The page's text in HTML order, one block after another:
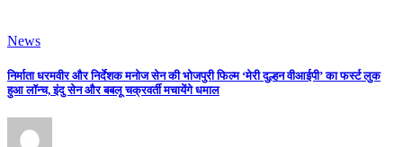
News
निर्माता धरमवीर और निर्देशक मनोज सेन की भोजपुरी फिल्म ‘मेरी दुल्हन वीआईपी’ का फर्स्ट लुक
हुआ लॉन्च, इंदु सेन और बबलू चक्रवर्ती मचायेंगे धमाल